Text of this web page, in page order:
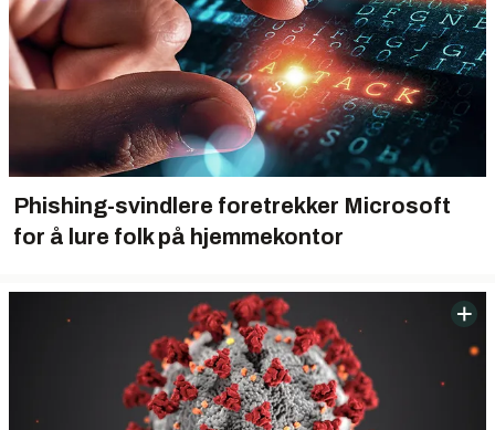
Phishing-svindlere foretrekker Microsoft
for å lure folk på hjemmekontor